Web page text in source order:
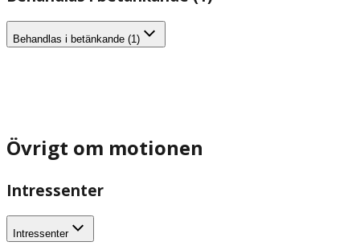
Behandlas i betänkande (1)
Övrigt om motionen
Intressenter
Intressenter